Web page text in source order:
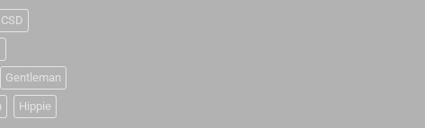
CSD
Gentleman
Hippie